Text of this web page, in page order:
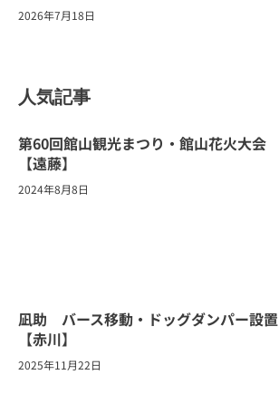
2026年7月18日
人気記事
第60回館山観光まつり・館山花火大会
【遠藤】
2024年8月8日
凪助 バース移動・ドッグダンパー設置
【赤川】
2025年11月22日